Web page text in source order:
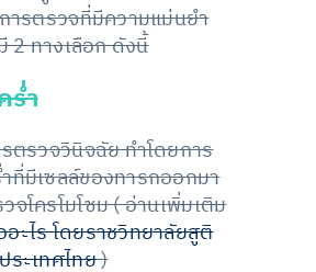
ารตรวจที่มีความแม่นยำ
2 ทางเลือก ดังนี้
ร่ำ
ตรวจวินิจฉัย ทำโดยการ
ำที่มีเซลล์ของทารกออกมา
จโครโมโซม ( อ่านเพิ่มเติม
อะไร โดยราชวิทยาลัยสูติ
ะเทศไทย)